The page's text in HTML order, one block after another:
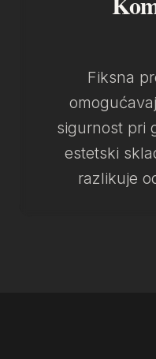
Fiksna
sigurnost pri
estetski
razlikuje